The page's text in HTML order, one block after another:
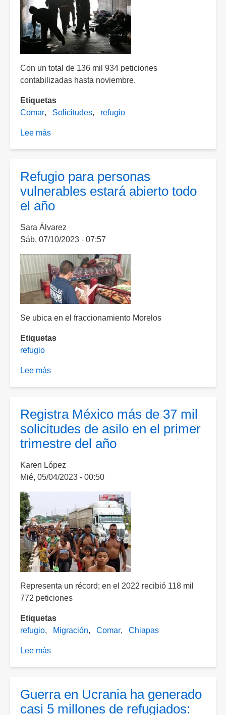
Con un total de 136 mil 934 peticiones
contabilizadas hasta noviembre.
Etiquetas
Comar
Solicitudes refugio
Lee más
mayor
número
de
de
refugio
en
México
en
la
última
década
Refugio para personas
vulnerables estará abierto todo
el año
Sara Álvarez
Sáb, 07/10/2023 - 07:57
Se ubica en el fraccionamiento Morelos
Etiquetas
refugio
Lee más
vulnerables
estará
abierto
el
año
Registra México más de 37 mil
solicitudes de asilo en el primer
trimestre del año
Karen López
Mié, 05/04/2023 - 00:50
Representa un récord; en el 2022 recibió 118 mil
772 peticiones
Etiquetas
refugio
Migración Comar Chiapas
Lee más
de
37
Guerra en Ucrania ha generado
casi 5 millones de refugiados: